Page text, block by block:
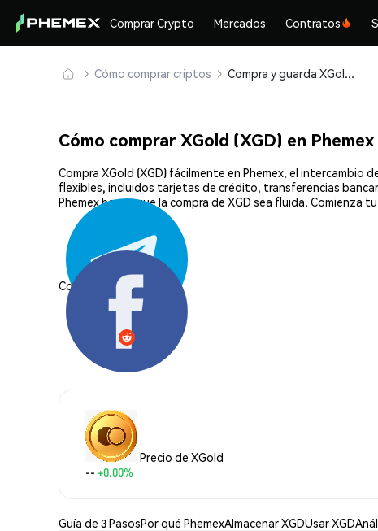
Comprar Crypto Mercados Contratos
Cómo comprar criptos Compra y guarda XGold (XGD) de forma segura
Cómo comprar XGold (XGD) en Phemex
Compra XGold (XGD) fácilmente en Phemex, el
flexibles, incluidos tarjetas de crédito, transferencias
Phemex hacen que la compra de XGD sea fluida. Comienza
Compartir:
Precio de XGold
-- +0.00%
Guía de 3 PasosPor qué PhemexAlmacenar XGDUsar XGD